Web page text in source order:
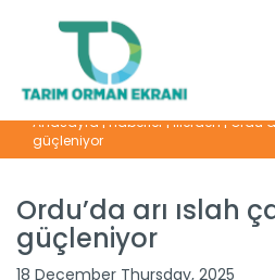
Anasayfa|Haberler|İllerden|
güçleniyor
Ordu’da arı ıslah
güçleniyor
18 December Thursday, 2025